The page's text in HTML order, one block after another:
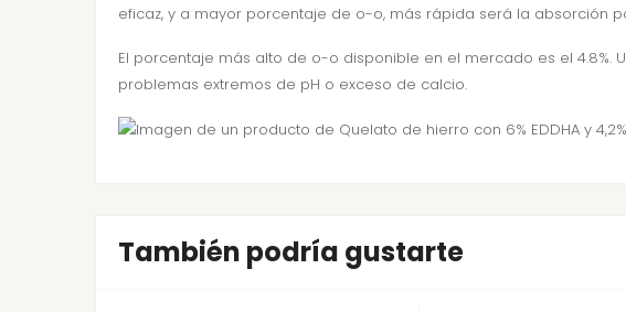
eficaz, y a mayor porcentaje de o-o, más rápida será la absorción
El porcentaje más alto de o-o disponible en el mercado es el
problemas extremos de pH o exceso de calcio.
También podría gustarte